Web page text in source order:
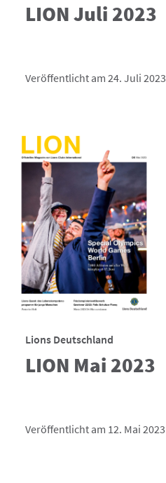
LION Juli 2023
Veröffentlicht am 24. Juli 2023
Lions Deutschland
LION Mai 2023
Veröffentlicht am 12. Mai 2023